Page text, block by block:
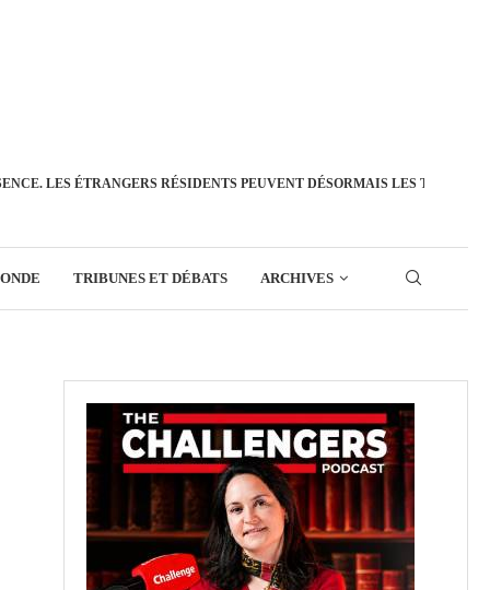
LES ÉTRANGERS RÉSIDENTS PEUVENT DÉSORMAIS LES
TRIBUNES ET DÉBATS ARCHIVES